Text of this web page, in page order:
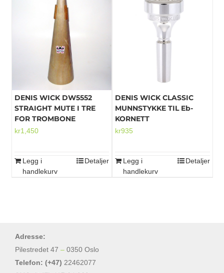
DENIS WICK DW5552
STRAIGHT MUTE I TRE
FOR TROMBONE
kr1,450
Legg i
handlekurv
Detaljer
DENIS WICK CLASSIC
MUNNSTYKKE TIL Eb-
KORNETT
kr935
Legg i
handlekurv
Detaljer
Adresse:
Pilestredet 47 – 0350 Oslo
Telefon: (+47) 22462077